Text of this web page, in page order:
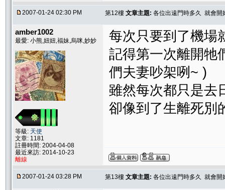
2007-01-24 02:30 PM 第12樓 文章主題: 各位出遠門時多久 就會開
amber1002
最愛: 小熊,妞妞,福妹,烏咪,妙妙
等級: 天使
文章: 1181
註冊時間: 2004-04-08
最近來訪: 2014-10-23
離線
每次只要到了機場
記得第一次離開牠
們夫妻吵架咧~ )
雖然每次都只是去
卻像到了生離死別
2007-01-24 03:28 PM 第13樓 文章主題: 各位出遠門時多久 就會開